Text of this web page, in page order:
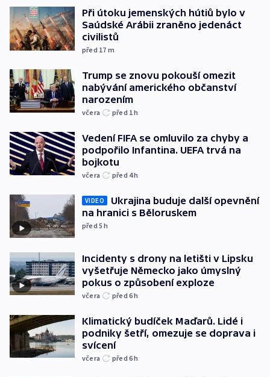
Při útoku jemenských hútiů bylo v
Saúdské Arábii zraněno jedenáct
civilistů
před 17 m
Trump se znovu pokouší omezit
nabývání amerického občanství
narozením
včera před 1h
Vedení FIFA se omluvilo za chyby a
podpořilo Infantina. UEFA trvá na
bojkotu
včera před 4h
VIDEO
Ukrajina buduje další opevnění
na hranici s Běloruskem
před 5h
Incidenty s drony na letišti v Lipsku
vyšetřuje Německo jako úmyslný
pokus o způsobení exploze
včera před 6h
Klimatický budíček Maďarů. Lidé i
podniky šetří, omezuje se doprava i
svícení
včera před 6h